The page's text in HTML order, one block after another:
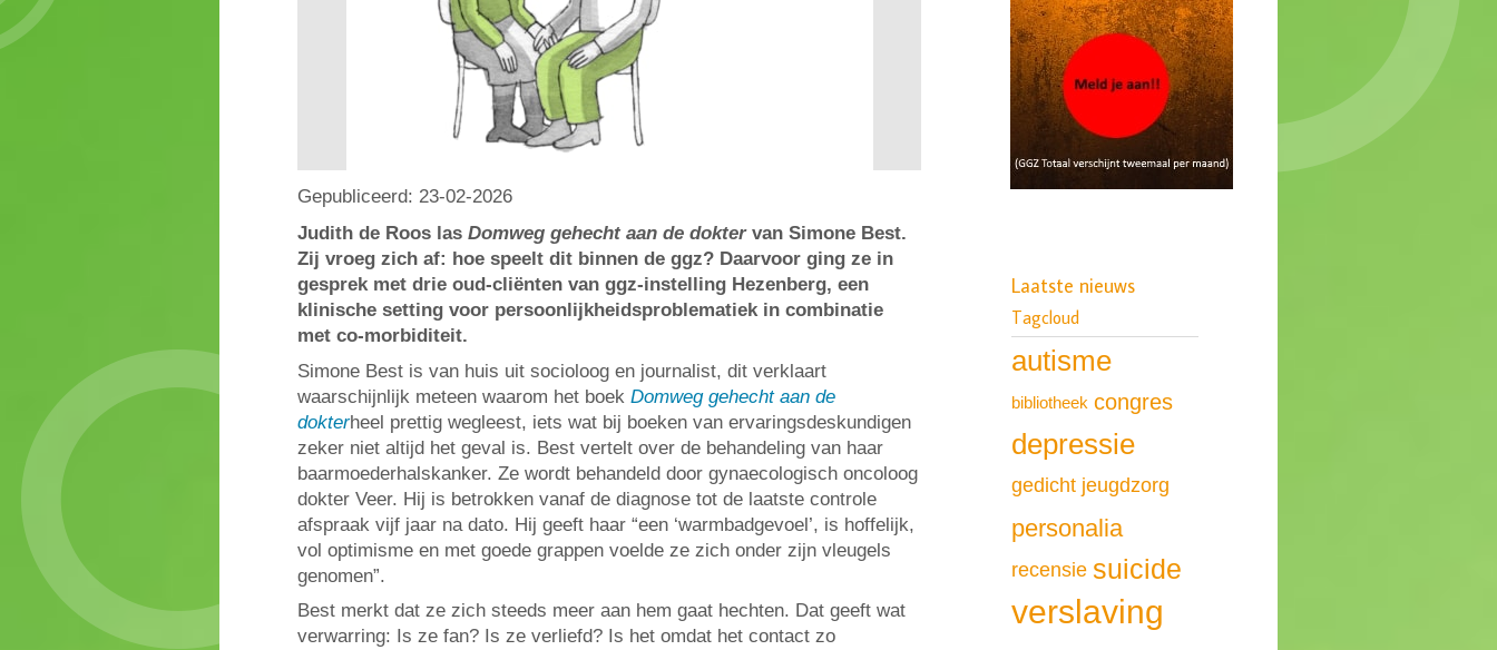
Gepubliceerd: 23-02-2026
Judith de Roos las Domweg gehecht aan de doktervan Simone Best.
Zij vroeg zich af: hoe speelt dit binnen de ggz? Daarvoor ging ze in
gesprek met drie oud-cliënten van ggz-instelling Hezenberg, een
klinische setting voor persoonlijkheidsproblematiek in combinatie
met co-morbiditeit.
Simone Best is van huis uit socioloog en journalist, dit verklaart
waarschijnlijk meteen waarom het boek Domweg gehecht aan de
dokterheel prettig wegleest, iets wat bij boeken van ervaringsdeskundigen
zeker niet altijd het geval is. Best vertelt over de behandeling van haar
baarmoederhalskanker. Ze wordt behandeld door gynaecologisch oncoloog
dokter Veer. Hij is betrokken vanaf de diagnose tot de laatste controle
afspraak vijf jaar na dato. Hij geeft haar “een ‘warmbadgevoel’, is hoffelijk,
vol optimisme en met goede grappen voelde ze zich onder zijn vleugels
genomen”.
Best merkt dat ze zich steeds meer aan hem gaat hechten. Dat geeft wat
verwarring: Is ze fan? Is ze verliefd? Is het omdat het contact zo
Laatste nieuws
Tagcloud
autisme
bibliotheek congres
depressie
gedicht jeugdzorg
personalia
recensie suicide
verslaving